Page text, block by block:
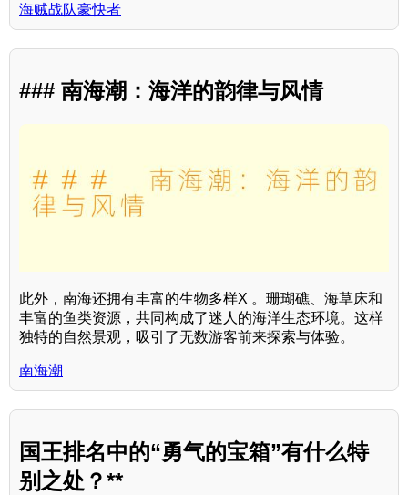
海贼战队豪快者
### 南海潮：海洋的韵律与风情
此外，南海还拥有丰富的生物多样X 。珊瑚礁、海草床和
丰富的鱼类资源，共同构成了迷人的海洋生态环境。这样
独特的自然景观，吸引了无数游客前来探索与体验。
南海潮
国王排名中的“勇气的宝箱”有什么特
别之处？**